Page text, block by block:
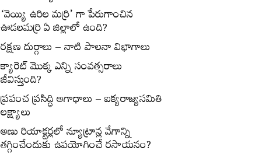
‘వెయ్యి ఉరిల మర్రి’ గా పేరుగాంచిన
ఊడలమర్రి ఏ జిల్లాలో ఉంది?
రక్షణ దుర్గాలు – నాటి పాలనా విభాగాలు
క్యారెట్‌ మొక్క ఎన్ని సంవత్సరాలు
జీవిస్తుంది?
ప్రపంచ ప్రసిద్ధి అగాధాలు – ఐక్యరాజ్యసమితి
లక్ష్యాలు
అణు రియాక్టర్లలో న్యూట్రాన్ల వేగాన్ని
తగ్గించేందుకు ఉపయోగించే రసాయనం?